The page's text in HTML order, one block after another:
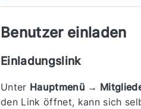
Benutzer einladen
Einladungslink
Unter Hauptmenü →
den Link öffnet, kann sich